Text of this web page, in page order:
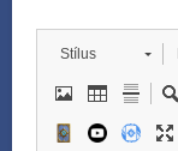
Stílus